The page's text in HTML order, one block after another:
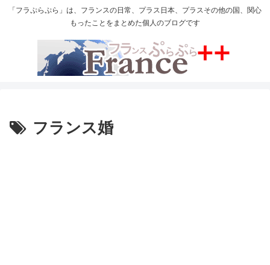
「フラぷらぷら」は、フランスの日常、プラス日本、プラスその他の国、関心
もったことをまとめた個人のブログです
フランス婚